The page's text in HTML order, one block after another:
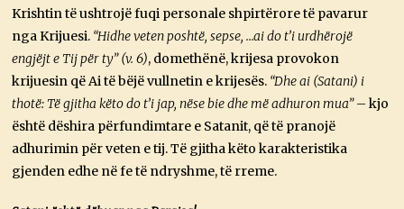
Krishtin të ushtrojë fuqi personale shpirtërore të pavarur
nga Krijuesi. “Hidhe veten poshtë, sepse, …ai do t’i urdhërojë
engjëjt e Tij për ty” (v. 6), domethënë, krijesa provokon
krijuesin që Ai të bëjë vullnetin e krijesës. “Dhe ai (Satani) i
thotë: Të gjitha këto do t’i jap, nëse bie dhe më adhuron mua”– kjo
është dëshira përfundimtare e Satanit, që të pranojë
adhurimin për veten e tij. Të gjitha këto karakteristika
gjenden edhe në fe të ndryshme, të rreme.